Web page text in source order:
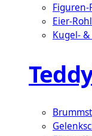
Figuren-
Eier-
Kugel-